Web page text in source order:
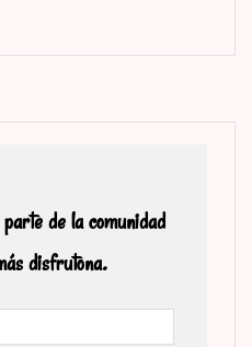
de la comunidad
disfrutona.